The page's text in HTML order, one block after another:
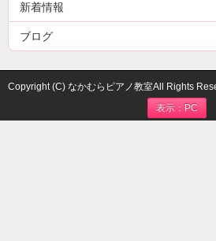
新着情報
ブログ
Copyright (C) なかむらピアノ教室All Rights
表示：PC